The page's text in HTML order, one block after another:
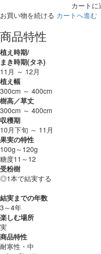
カートに
お買い物を続ける カートへ進む
商品特性
植え時期/
まき時期(タネ)
11月 ～ 12月
植え幅
300cm ～ 400cm
樹高／草丈
300cm ～ 400cm
収穫期
10月下旬 ～ 11月
果実の特性
100g～120g
糖度11～12
受粉樹
◎1本で結実する
結実までの年数
3～4年
楽しむ場所
実
商品特性
耐寒性・中